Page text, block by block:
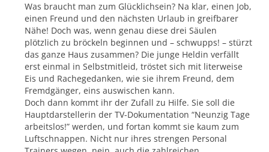
Was braucht man zum Glücklichsein? Na klar, einen Job,
einen Freund und den nächsten Urlaub in greifbarer
Nähe! Doch was, wenn genau diese drei Säulen
plötzlich zu bröckeln beginnen und – schwupps! – stürzt
das ganze Haus zusammen? Die junge Heldin verfällt
erst einmal in Selbstmitleid, tröstet sich mit literweise
Eis und Rachegedanken, wie sie ihrem Freund, dem
Fremdgänger, eins auswischen kann.
Doch dann kommt ihr der Zufall zu Hilfe. Sie soll die
Hauptdarstellerin der TV-Dokumentation “Neunzig Tage
arbeitslos!” werden, und fortan kommt sie kaum zum
Luftschnappen. Nicht nur ihres strengen Personal